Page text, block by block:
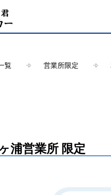
in /
覧 営業所限定
浦営業所 限定